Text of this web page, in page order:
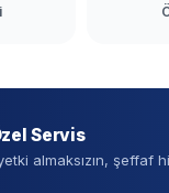
Servis
almaksızın, şeffaf